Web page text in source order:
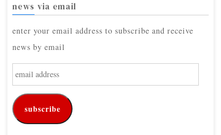
news via email
enter your email address to subscribe and receive
news by email
m
a
i
subscribe